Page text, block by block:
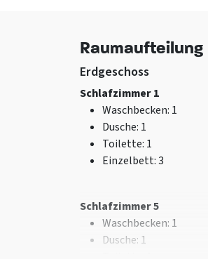
Overhead-Bildschirm
Brennholz zur
Trockner
Sitzecke
Zusätzlicher
Erholungsraum
Overhead-Projektor
180
Herd: Houtkachel
Größe zusätzlicher
Raumaufteilung
Erdgeschoss
Schlafzimmer 1
Waschbecken: 1
Dusche: 1
Toilette: 1
Einzelbett: 3
Schlafzimmer 5
Waschbecken: 1
Dusche: 1